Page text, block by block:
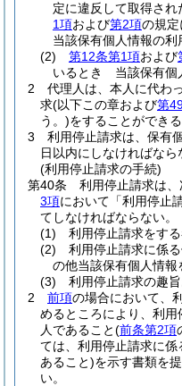
定に違反して取得さ
1項および第2項の規
当該保有個人情報の
(2)
第12条第1項および
いるとき 当該保有個
2
代理人は、本人に代わ
求(以下この章および第
う。)をすることができる
3
利用停止請求は、保有
日以内にしなければなら
(利用停止請求の手続)
第40条
利用停止請求は
3項において「利用停止
てしなければならない。
(1)
利用停止請求をす
(2)
利用停止請求に係
の他当該保有個人情
(3)
利用停止請求の趣
2
前項の場合において、
めるところにより、利
人であること(前条第2項
ては、利用停止請求に
あること)を示す書類を
い。